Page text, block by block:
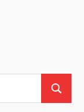
Suchen